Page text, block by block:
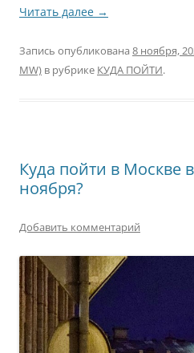
Читать далее →
Запись опубликована 8 ноября,
MW) в рубрике КУДА ПОЙТИ.
Куда пойти в Москве
ноября?
Добавить комментарий